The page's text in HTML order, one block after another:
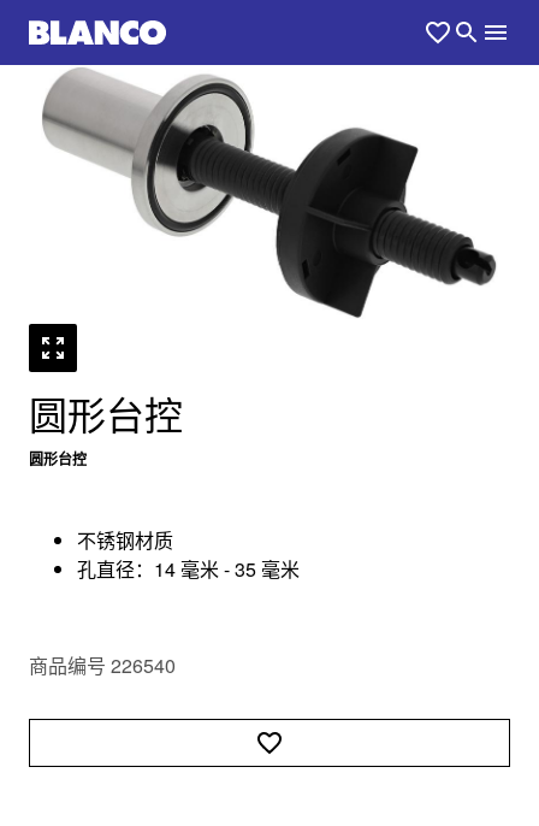
圆形台控
圆形台控
不锈钢材质
孔直径：14 毫米 - 35 毫米
商品编号 226540